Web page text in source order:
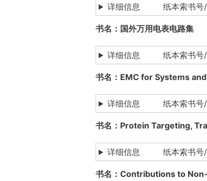
详细信息 纸本索书号/
书名：国外万用电表电路
详细信息 纸本索书号/
书名：EMC for Systems
详细信息 纸本索书号/
书名：Protein Targeting,
详细信息 纸本索书号/
书名：Contributions to